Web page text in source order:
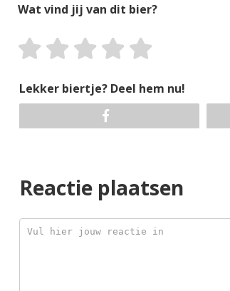
Wat vind jij van dit bier?
Lekker biertje? Deel hem nu!
Reactie plaatsen